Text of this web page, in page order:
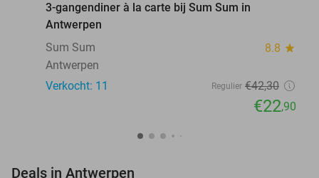
3-gangendiner à la carte bij Sum Sum in
Antwerpen
Sum Sum
8.8 star
Antwerpen
Verkocht: 11
Regulier €42,30
€22,90
Deals in Antwerpen